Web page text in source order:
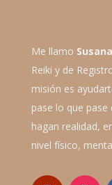
Me llamo
Reiki y de
misión es
pase lo que
hagan realidad,
nivel físico,